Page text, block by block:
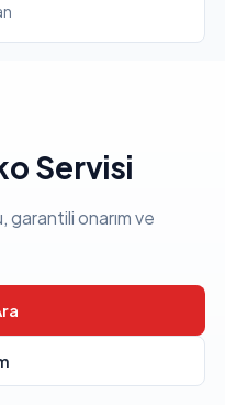
Servisi
garantili onarım ve